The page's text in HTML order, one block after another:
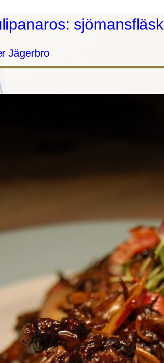
sjömansfläsk
Jägerbro